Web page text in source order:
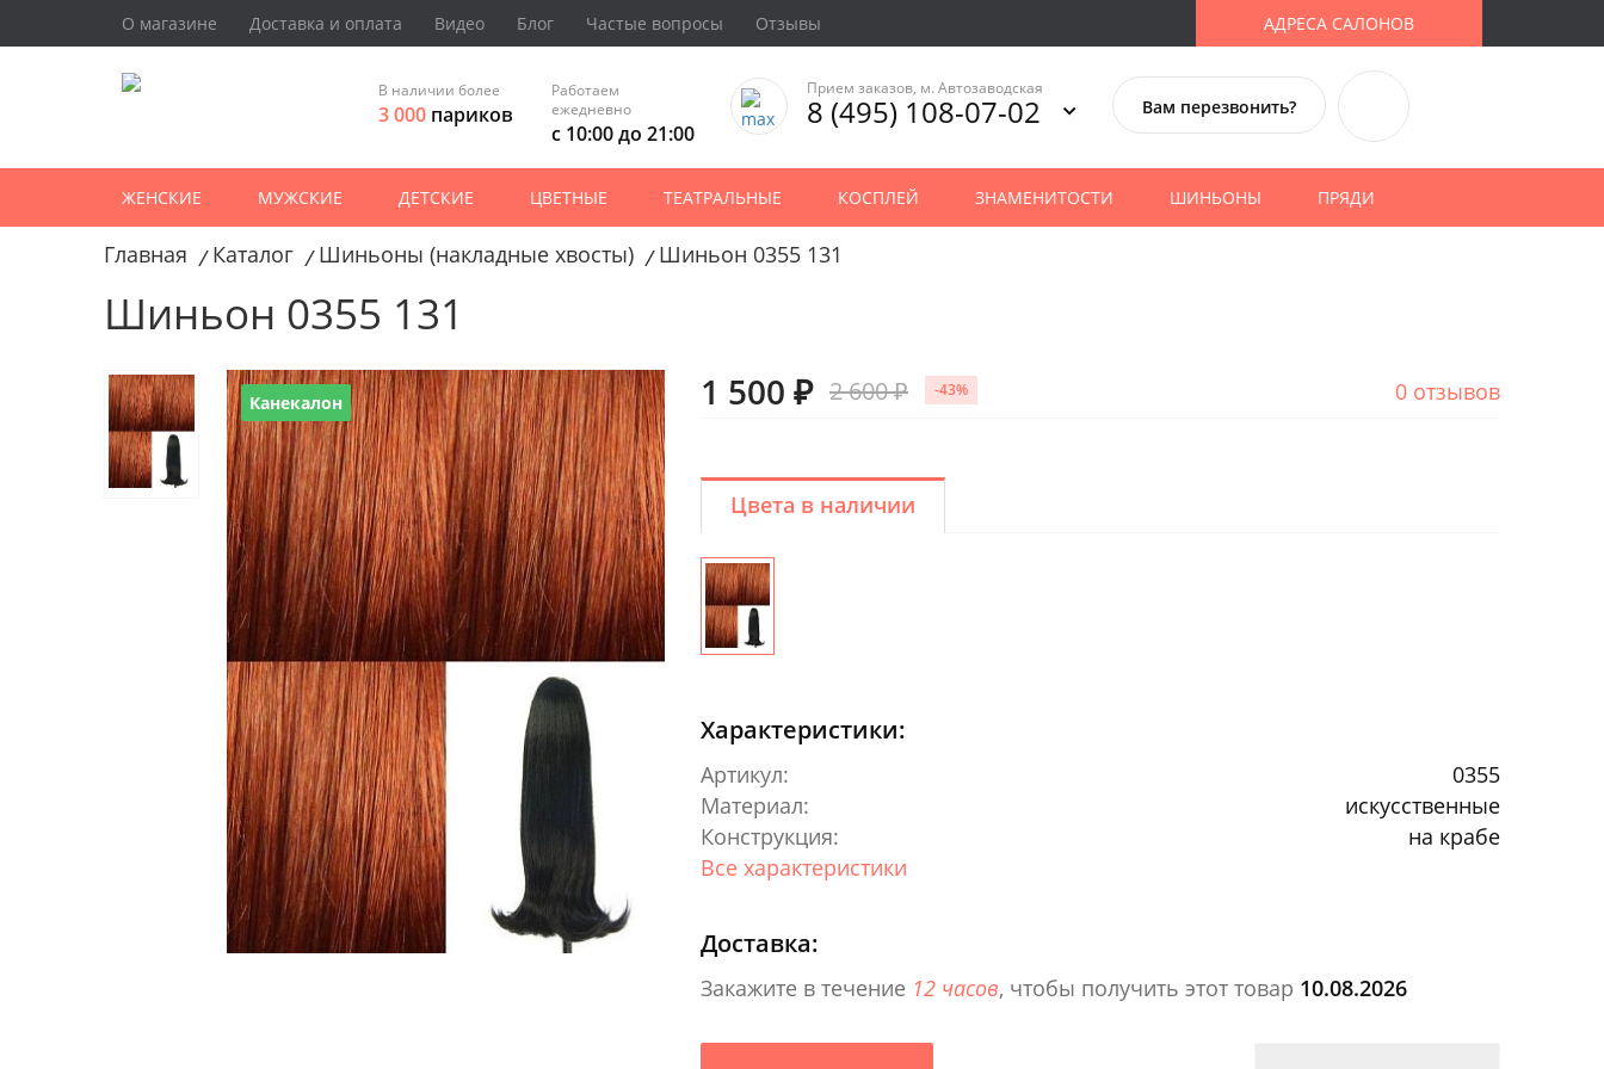
О магазине Доставка и оплата Видео Блог Частые вопросы Отзывы АДРЕСА САЛОНОВ
В наличии более
3 000 париков
Работаем
ежедневно
с 10:00 до 21:00
Прием заказов, м. Автозаводская
8 (495) 108-07-02 Вам перезвонить?
ЖЕНСКИЕ МУЖСКИЕ ДЕТСКИЕ ЦВЕТНЫЕ ТЕАТРАЛЬНЫЕ КОСПЛЕЙ ЗНАМЕНИТОСТИ ШИНЬОНЫ ПРЯДИ
Главная / Каталог / Шиньоны (накладные хвосты) / Шиньон 0355 131
Шиньон 0355 131
Канекалон 1 500 ₽ 2 600 ₽ -43% 0 отзывов
Цвета в наличии
Характеристики:
Артикул:
0355
Материал:
искусственные
Конструкция:
на крабе
Все характеристики
Доставка:
Закажите в течение 12 часов, чтобы получить этот товар 10.08.2026